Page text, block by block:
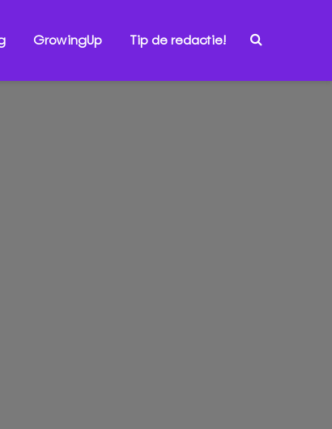
GrowingUp Tip de redactie!